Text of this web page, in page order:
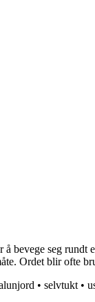
bevege seg
Ordet blir ofte
• selvtukt •